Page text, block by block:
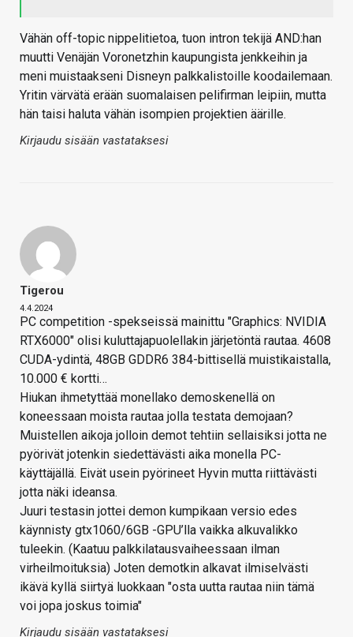
Vähän off-topic nippelitietoa, tuon intron tekijä AND:han
muutti Venäjän Voronetzhin kaupungista jenkkeihin ja
meni muistaakseni Disneyn palkkalistoille koodailemaan.
Yritin värvätä erään suomalaisen pelifirman leipiin, mutta
hän taisi haluta vähän isompien projektien äärille.
Kirjaudu sisään vastataksesi
Tigerou
4.4.2024
PC competition -spekseissä mainittu "Graphics: NVIDIA
RTX6000" olisi kuluttajapuolellakin järjetöntä rautaa. 4608
CUDA-ydintä, 48GB GDDR6 384-bittisellä muistikaistalla,
10.000 € kortti…
Hiukan ihmetyttää monellako demoskenellä on
koneessaan moista rautaa jolla testata demojaan?
Muistellen aikoja jolloin demot tehtiin sellaisiksi jotta ne
pyörivät jotenkin siedettävästi aika monella PC-
käyttäjällä. Eivät usein pyörineet Hyvin mutta riittävästi
jotta näki ideansa.
Juuri testasin jottei demon kumpikaan versio edes
käynnisty gtx1060/6GB -GPU’lla vaikka alkuvalikko
tuleekin. (Kaatuu palkkilatausvaiheessaan ilman
virheilmoituksia) Joten demotkin alkavat ilmiselvästi
ikävä kyllä siirtyä luokkaan "osta uutta rautaa niin tämä
voi jopa joskus toimia"
Kirjaudu sisään vastataksesi